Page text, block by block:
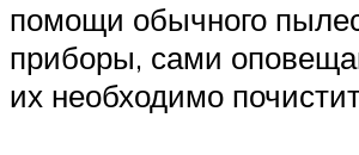
помощи обычного
приборы, сами
их необходимо